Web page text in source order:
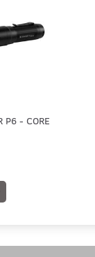
P6 - CORE